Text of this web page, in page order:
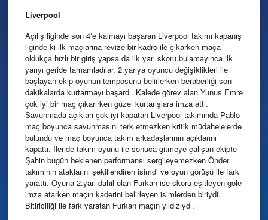
Liverpool
Açılış liginde son 4’e kalmayı başaran Liverpool takımı kapanış
liginde ki ilk maçlarına revize bir kadro ile çıkarken maça
oldukça hızlı bir giriş yapsa da ilk yarı skoru bulamayınca ilk
yarıyı geride tamamladılar. 2.yarıya oyuncu değişiklikleri ile
başlayan ekip oyunun temposunu belirlerken beraberliği son
dakikalarda kurtarmayı başardı. Kalede görev alan Yunus Emre
çok iyi bir maç çıkarırken güzel kurtarışlara imza attı.
Savunmada açıkları çok iyi kapatan Liverpool takımında Pablo
maç boyunca savunmasını terk etmezken kritik müdahelelerde
bulundu ve maç boyunca takım arkadaşlarının açıklarını
kapattı. İleride takım oyunu ile sonuca gitmeye çalışan ekipte
Şahin bugün beklenen performansı sergileyemezken Önder
takımının ataklarını şekillendiren isimdi ve oyun görüşü ile fark
yarattı. Oyuna 2.yarı dahil olan Furkan ise skoru eşitleyen gole
imza atarken maçın kaderini belirleyen isimlerden biriydi.
Bitiriciliği ile fark yaratan Furkan maçın yıldızıydı.